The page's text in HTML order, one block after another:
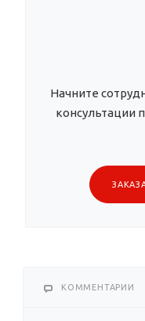
Начните
консультации
КОММЕНТАРИИ